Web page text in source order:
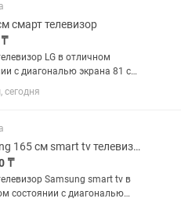
смарт телевизор
₸
LG в отличном
с диагональю экрана 81 см
и много
приложений. Пульт
курьера.
Samsung 165 см smart tv телевизор
₸
Samsung smart tv в
состоянии с диагональю